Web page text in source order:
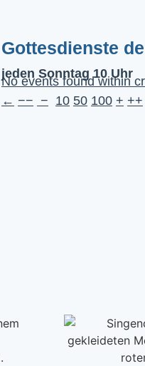
Gottesdienste
jeden Sonntag 10 Uhr
No events found within
← −− − 10 50 100 + ++